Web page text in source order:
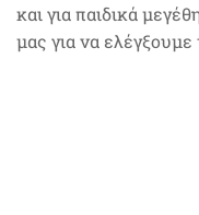
και για παιδικά
μας για να ελέγξουμε